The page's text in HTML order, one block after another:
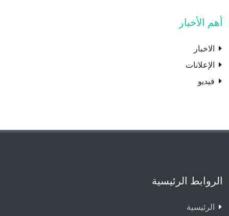
أهم الأخبار
الاخبار
الإعلانات
فيديو
الروابط الرئيسية
الرئيسية